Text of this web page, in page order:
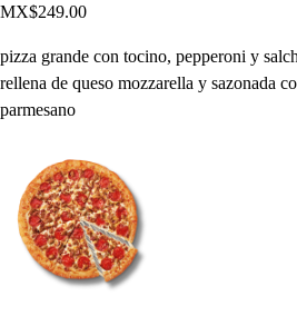
MX$249.00
pizza grande con tocino, pepperoni y
rellena de queso mozzarella y sazonada
parmesano